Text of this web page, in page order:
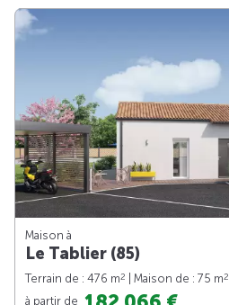
Maison à
Le Tablier (85)
Terrain de : 476 m2 | Maison de : 75 m2
à partir de